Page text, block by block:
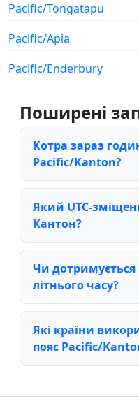
Pacific/Tongatapu
Pacific/Apia
Pacific/Enderbury
Поширені
Котра зараз
Pacific/Kanton?
Який UTC-
Кантон?
Чи
літнього часу?
Які країни
пояс Pacific/